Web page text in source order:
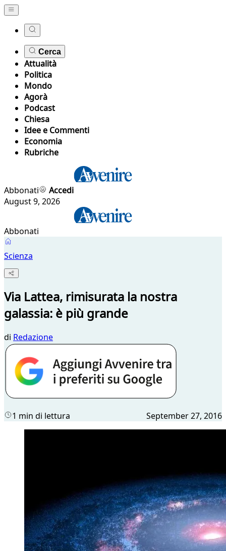
Cerca
Attualità
Politica
Mondo
Agorà
Podcast
Chiesa
Idee e Commenti
Economia
Rubriche
Abbonati
Accedi
August 9, 2026
Abbonati
Scienza
Via Lattea, rimisurata la nostra
galassia: è più grande
di Redazione
1 min di lettura September 27, 2016